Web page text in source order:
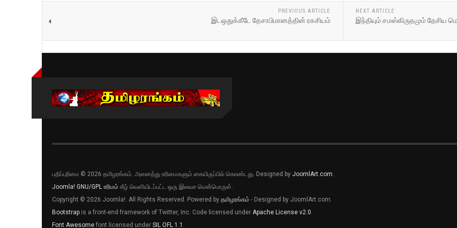
PREVIOUS ARTICLE
இடஒதுக்கீடே தேசாபிமானத்தின் ரகசியம்
NEXT ARTICLE
இந்தியும் சமஸ்கிருதமும் தேசிய
பதிப்புரிமை © 2026 தமிழரங்கம். அனைத்து உரிமைகளும் கையிருப்பில் கொண்டது. Designed by JoomlArt.com.
Joomla! GNU/GPL உரிமம் கீழ் வெளியிடப்பட்ட ஒரு இலவச மென்பொருள்.
Copyright © 2026 Joomla!. All Rights Reserved. Powered by தமிழரங்கம் - Designed by JoomlArt.com.
Bootstrap is a front-end framework of Twitter, Inc. Code licensed under Apache License v2.0.
Font Awesome font licensed under SIL OFL 1.1 .